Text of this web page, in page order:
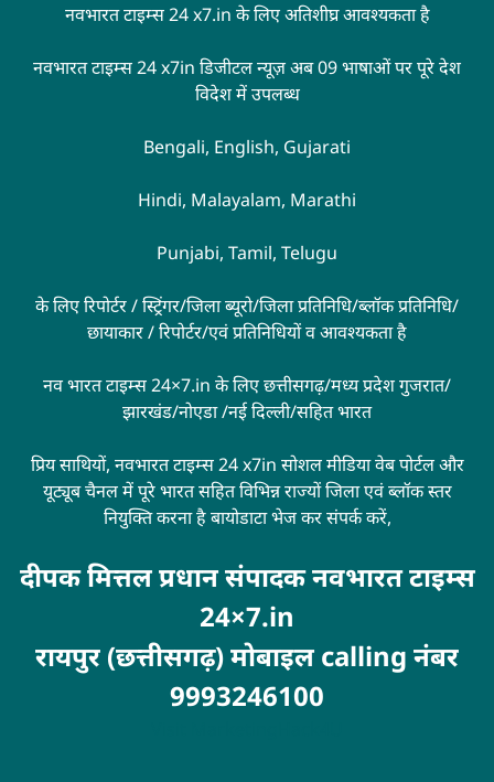
नवभारत टाइम्स 24 x7.in के लिए अतिशीघ्र आवश्यकता है
नवभारत टाइम्स 24 x7in डिजीटल न्यूज़ अब 09 भाषाओं पर पूरे देश
विदेश में उपलब्ध
Bengali, English, Gujarati
Hindi, Malayalam, Marathi
Punjabi, Tamil, Telugu
के लिए रिपोर्टर / स्ट्रिंगर/जिला ब्यूरो/जिला प्रतिनिधि/ब्लॉक प्रतिनिधि/
छायाकार / रिपोर्टर/एवं प्रतिनिधियों व आवश्यकता है
नव भारत टाइम्स 24×7.in के लिए छत्तीसगढ़/मध्य प्रदेश गुजरात/
झारखंड/नोएडा /नई दिल्ली/सहित भारत
प्रिय साथियों, नवभारत टाइम्स 24 x7in सोशल मीडिया वेब पोर्टल और
यूट्यूब चैनल में पूरे भारत सहित विभिन्न राज्यों जिला एवं ब्लॉक स्तर
नियुक्ति करना है बायोडाटा भेज कर संपर्क करें,
दीपक मित्तल प्रधान संपादक नवभारत टाइम्स
24×7.in
रायपुर (छत्तीसगढ़) मोबाइल calling नंबर
9993246100